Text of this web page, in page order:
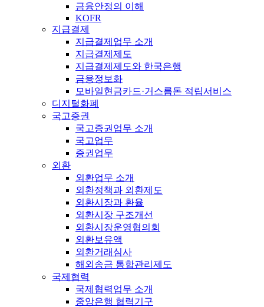
금융안정의 이해
KOFR
지급결제
지급결제업무 소개
지급결제제도
지급결제제도와 한국은행
금융정보화
모바일현금카드·거스름돈 적립서비스
디지털화폐
국고증권
국고증권업무 소개
국고업무
증권업무
외환
외환업무 소개
외환정책과 외환제도
외환시장과 환율
외환시장 구조개선
외환시장운영협의회
외환보유액
외환거래심사
해외송금 통합관리제도
국제협력
국제협력업무 소개
중앙은행 협력기구